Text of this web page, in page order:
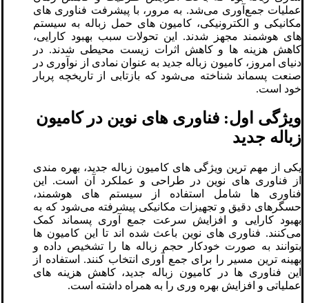
عملیات جمع‌آوری می‌شد. به مرور، با پیشرفت فناوری ‌های
مکانیکی و الکترونیکی، کامیون ‌های حمل زباله به سیستم‌
های هوشمند مجهز شدند. این تحولات سبب بهبود کارایی،
کاهش هزینه‌ ها و کاهش اثرات زیست‌ محیطی شدند. در
دنیای امروز، کامیون زباله جدید به عنوان نمادی از نوآوری در
صنعت پسماند شناخته می‌شود که بازتابی از تاریخچه پربار
خود است.
ویژگی اول: فناوری‌ های نوین در کامیون
زباله جدید
یکی از مهم ‌ترین ویژگی ‌های کامیون زباله جدید، بهره ‌مندی
از فناوری‌ های نوین در طراحی و عملکرد آن است. این
فناوری ‌ها شامل استفاده از سیستم ‌های هوشمند،
حسگرهای دقیق و تجهیزات مکانیکی پیشرفته می‌شود که به
بهبود کارایی و افزایش سرعت جمع ‌آوری پسماند کمک
می‌کنند. فناوری ‌های نوین باعث شده ‌اند تا این کامیون ‌ها
بتوانند به‌ صورت خودکار حجم زباله‌ ها را تشخیص داده و
بهینه‌ ترین مسیر را برای جمع‌ آوری انتخاب کنند. استفاده از
این فناوری ‌ها در کامیون زباله جدید، کاهش هزینه ‌های
عملیاتی و افزایش بهره ‌وری را به همراه داشته است.